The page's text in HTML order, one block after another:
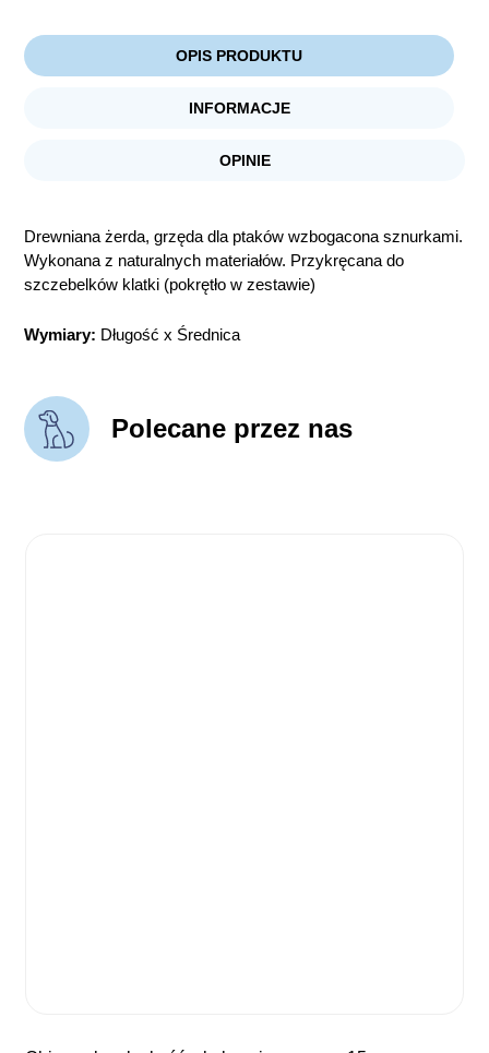
OPIS PRODUKTU
INFORMACJE
OPINIE
Drewniana żerda, grzęda dla ptaków wzbogacona sznurkami.
Wykonana z naturalnych materiałów. Przykręcana do
szczebelków klatki (pokrętło w zestawie)
Wymiary: Długość x Średnica
Polecane przez nas